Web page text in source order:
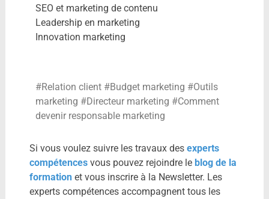
SEO et marketing de contenu
Leadership en marketing
Innovation marketing
#Relation client #Budget marketing #Outils
marketing #Directeur marketing #Comment
devenir responsable marketing
Si vous voulez suivre les travaux des experts
compétencesvous pouvez rejoindre le blog de la
formation et vous inscrire à la Newsletter. Les
experts compétences accompagnent tous les